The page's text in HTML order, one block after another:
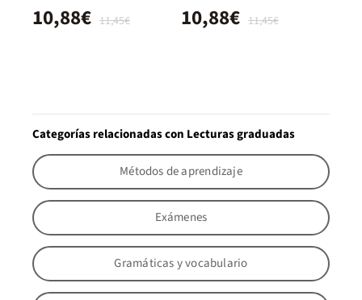
11,45€
10,88€ 11,45€
10,88€
Categorías relacionadas con Lecturas graduadas
Métodos de aprendizaje
Exámenes
Gramáticas y vocabulario